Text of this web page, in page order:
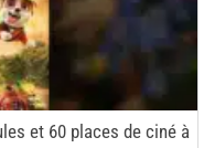
et 60 places de ciné à